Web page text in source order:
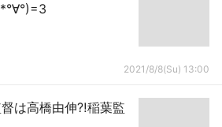
2021/8/8(Su) 13:00
督は高橋由伸⁈稲葉監